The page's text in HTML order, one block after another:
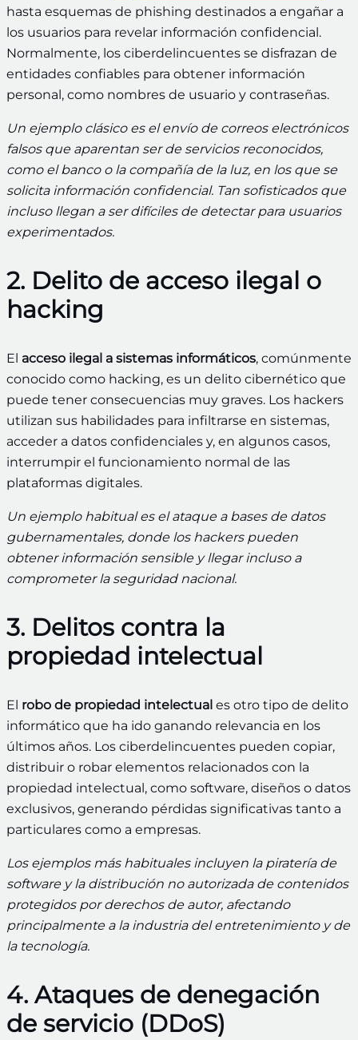
hasta esquemas de phishing destinados a engañar a
los usuarios para revelar información confidencial.
Normalmente, los ciberdelincuentes se disfrazan de
entidades confiables para obtener información
personal, como nombres de usuario y contraseñas.
Un ejemplo clásico es el envío de correos electrónicos
falsos que aparentan ser de servicios reconocidos,
como el banco o la compañía de la luz, en los que se
solicita información confidencial. Tan sofisticados que
incluso llegan a ser difíciles de detectar para usuarios
experimentados.
2. Delito de acceso ilegal o
hacking
El acceso ilegal a sistemas informáticos, comúnmente
conocido como hacking, es un delito cibernético que
puede tener consecuencias muy graves. Los hackers
utilizan sus habilidades para infiltrarse en sistemas,
acceder a datos confidenciales y, en algunos casos,
interrumpir el funcionamiento normal de las
plataformas digitales.
Un ejemplo habitual es el ataque a bases de datos
gubernamentales, donde los hackers pueden
obtener información sensible y llegar incluso a
comprometer la seguridad nacional.
3. Delitos contra la
propiedad intelectual
El robo de propiedad intelectual es otro tipo de delito
informático que ha ido ganando relevancia en los
últimos años. Los ciberdelincuentes pueden copiar,
distribuir o robar elementos relacionados con la
propiedad intelectual, como software, diseños o datos
exclusivos, generando pérdidas significativas tanto a
particulares como a empresas.
Los ejemplos más habituales incluyen la piratería de
software y la distribución no autorizada de contenidos
protegidos por derechos de autor, afectando
principalmente a la industria del entretenimiento y de
la tecnología.
4. Ataques de denegación
de servicio (DDoS)